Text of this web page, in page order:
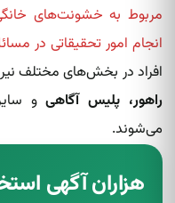
مربوط به خشونت‌های
انجام امور تحقیقاتی در
افراد در بخش‌های مختلف
راهور، پلیس آگاهیو
می‌شوند.
هزاران آگهی